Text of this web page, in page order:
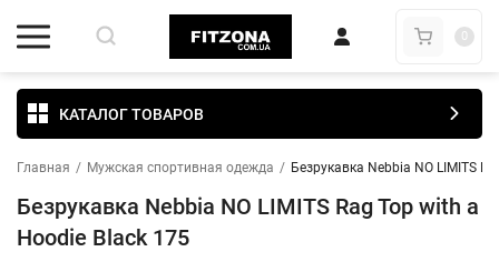
0
КАТАЛОГ ТОВАРОВ
Главная / Мужская спортивная одежда / Безрукавка Nebbia NO LIMITS
Безрукавка Nebbia NO LIMITS Rag Top with a
Hoodie Black 175